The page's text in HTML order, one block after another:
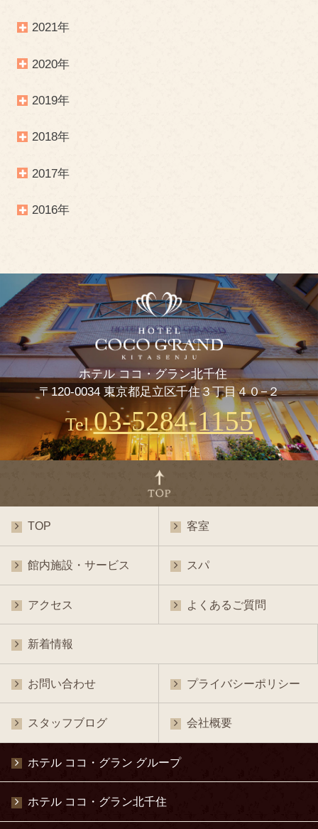
2021年
2020年
2019年
2018年
2017年
2016年
ホテル ココ・グラン北千住
〒120-0034 東京都足立区千住３丁目４０−２
Tel.03-5284-1155
TOP 客室
館内施設・サービス スパ
アクセス よくあるご質問
新着情報
お問い合わせ プライバシーポリシー
スタッフブログ 会社概要
ホテル ココ・グラン グループ
ホテル ココ・グラン北千住